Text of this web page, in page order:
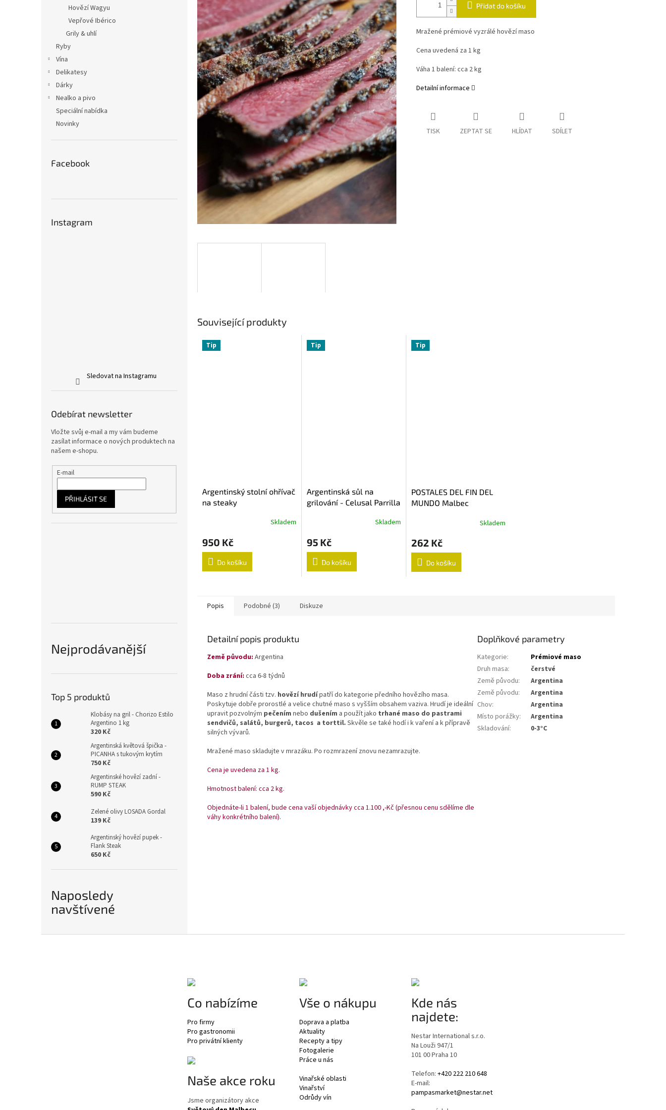
Hovězí Wagyu
Vepřové Ibérico
Grily & uhlí
Ryby
Vína
Delikatesy
Dárky
Nealko a pivo
Speciální nabídka
Novinky
Facebook
Instagram
Sledovat na Instagramu
Odebírat newsletter
Vložte svůj e-mail a my vám budeme
zasílat informace o nových produktech na
našem e-shopu.
E-mail
PŘIHLÁSIT SE
Nejprodávanější
Top 5 produktů
Klobásy na gril - Chorizo Estilo
Argentino 1 kg
320 Kč
Argentinská květová špička -
PICANHA s tukovým krytím
750 Kč
Argentinské hovězí zadní -
RUMP STEAK
590 Kč
Zelené olivy LOSADA Gordal
139 Kč
Argentinský hovězí pupek -
Flank Steak
650 Kč
Naposledy
navštívené
Přidat do košíku
Mražené prémiové vyzrálé hovězí maso
Cena uvedená za 1 kg
Váha 1 balení: cca 2 kg
Detailní informace
TISK ZEPTAT SE HLÍDAT SDÍLET
Související produkty
Tip
Argentinský stolní ohřívač
na steaky
Skladem
950 Kč
Do košíku
Tip
Argentinská sůl na
grilování - Celusal Parrilla
Skladem
95 Kč
Do košíku
Tip
POSTALES DEL FIN DEL
MUNDO Malbec
Skladem
262 Kč
Do košíku
Popis Podobné (3) Diskuze
Detailní popis produktu
Země původu: Argentina
Doba zrání: cca 6-8 týdnů
Maso z hrudní části tzv. hovězí hrudípatří do kategorie předního hovězího masa.
Poskytuje dobře prorostlé a velice chutné maso s vyšším obsahem vaziva. Hrudí je ideální
upravit pozvolným pečením nebo dušením a použít jako trhané maso do pastrami
sendvičů, salátů, burgerů, tacos a torttil. Skvěle se také hodí i k vaření a kpřípravě
silných vývarů.
Mražené maso skladujte v mrazáku. Po rozmrazení znovu nezamrazujte.
Cena je uvedena za 1 kg.
Hmotnost balení: cca 2 kg.
Objednáte-li 1 balení, bude cena vaší objednávky cca 1.100 ,-Kč (přesnou cenu sdělíme dle
váhy konkrétního balení).
Doplňkové parametry
Kategorie:
Prémiové maso
Druh masa:
čerstvé
Země původu:
Argentina
Země původu:
Argentina
Chov:
Argentina
Místo porážky:
Argentina
Skladování: 0-3°C
Co nabízíme
Pro firmy
Pro gastronomii
Pro privátní klienty
Naše akce roku
Jsme organizátory akce
Vše o nákupu
Doprava a platba
Aktuality
Recepty a tipy
Fotogalerie
Práce u nás
Vinařské oblasti
Vinařství
Odrůdy vín
Kde nás
najdete:
Nestar International s.r.o.
Na Louži 947/1
101 00 Praha 10
Telefon: +420 222 210 648
E-mail:
pampasmarket@nestar.net